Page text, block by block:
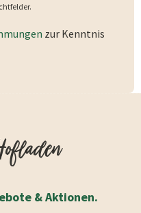
zur Kenntnis
& Aktionen.